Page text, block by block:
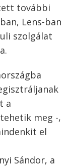
további
Lens-ban
szolgálat
a
meg -,
el
Sándor, a